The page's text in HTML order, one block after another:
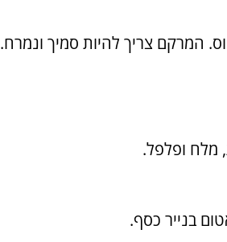
המרקם צריך להיות סמיך ונמרח.
מלח ופלפל.
בנייר כסף.